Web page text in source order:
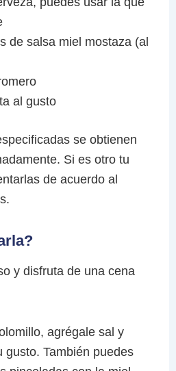
de salsa miel mostaza (al
al gusto
se obtienen
Si es otro tu
de acuerdo al
y disfruta de una cena
agrégale sal y
gusto. También puedes